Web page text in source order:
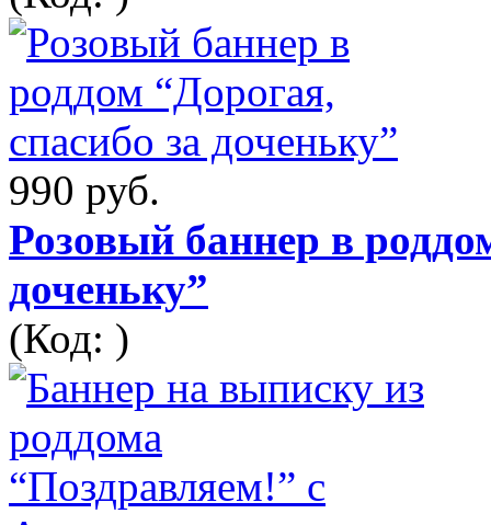
990 руб.
Розовый баннер в
доченьку”
(Код: )